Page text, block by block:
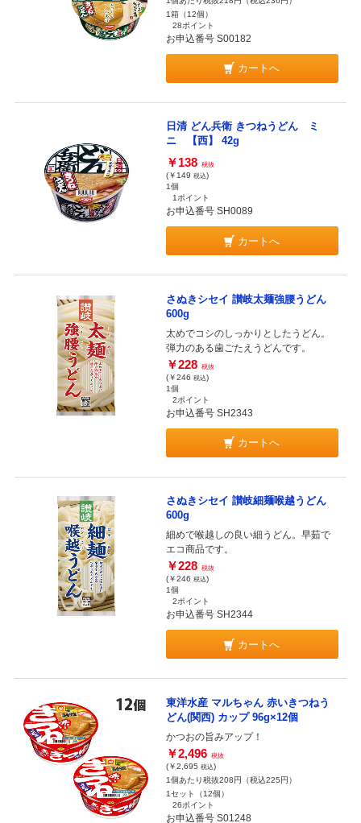
1箱（12個）
28ポイント
お申込番号 S00182
カートへ
日清 どん兵衛 きつねうどん ミ
ニ 【西】 42g
￥138 税抜
(￥149 税込)
1個
1ポイント
お申込番号 SH0089
カートへ
さぬきシセイ 讃岐太麺強腰うどん
600g
太めでコシのしっかりとしたうどん。
弾力のある歯ごたえうどんです。
￥228 税抜
(￥246 税込)
1個
2ポイント
お申込番号 SH2343
カートへ
さぬきシセイ 讃岐細麺喉越うどん
600g
細めで喉越しの良い細うどん。早茹で
エコ商品です。
￥228 税抜
(￥246 税込)
1個
2ポイント
お申込番号 SH2344
カートへ
東洋水産 マルちゃん 赤いきつねう
どん(関西) カップ 96g×12個
かつおの旨みアップ！
￥2,496 税抜
(￥2,695 税込)
1個あたり税抜208円（税込225円）
1セット（12個）
26ポイント
お申込番号 S01248